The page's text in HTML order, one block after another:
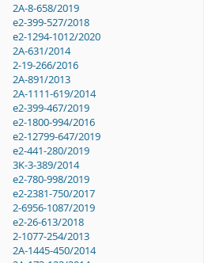
2A-8-658/2019
e2-399-527/2018
e2-1294-1012/2020
2A-631/2014
2-19-266/2016
2A-891/2013
2A-1111-619/2014
e2-399-467/2019
e2-1800-994/2016
e2-12799-647/2019
e2-441-280/2019
3K-3-389/2014
e2-780-998/2019
e2-2381-750/2017
2-6956-1087/2019
e2-26-613/2018
2-1077-254/2013
2A-1445-450/2014